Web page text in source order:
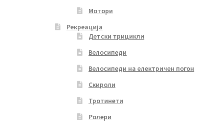
Мотори
Рекреација
Детски трицикли
Велосипеди
Велосипеди на електричен погон
Скироли
Тротинети
Ролери